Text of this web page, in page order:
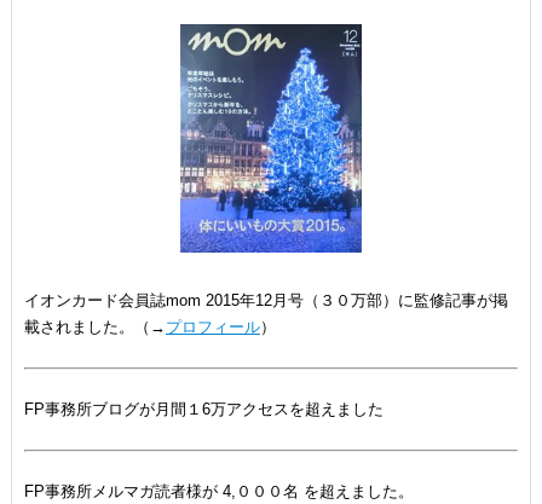
イオンカード会員誌mom 2015年12月号（３０万部）に監修記事が掲
載されました。（→ プロフィール）
FP事務所ブログが月間１6万アクセスを超えました
FP事務所メルマガ読者様が 4,０００名 を超えました。